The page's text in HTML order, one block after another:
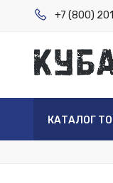
+7 (800)
КАТАЛОГ